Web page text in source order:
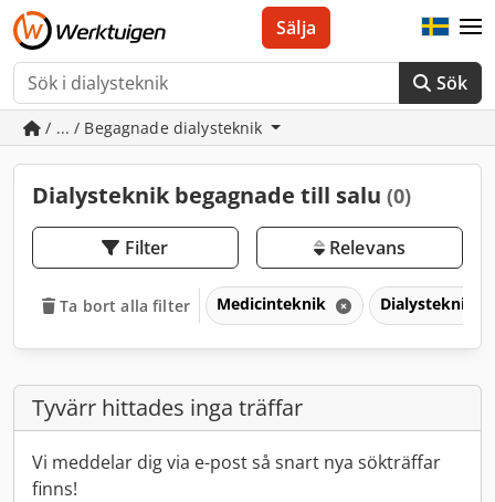
Sök
Sälja
/ ... / Begagnade dialysteknik
Dialysteknik begagnade till salu (0)
Filter Relevans
Ta bort alla filter Medicinteknik Dialysteknik
Tyvärr hittades inga träffar
Vi meddelar dig via e-post så snart nya sökträffar
finns!